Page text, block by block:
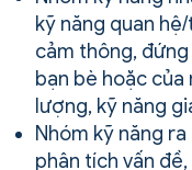
kỹ năng quan
cảm thông,
bạn bè hoặc
lượng, kỹ năng
Nhóm kỹ năng
phân tích vấn